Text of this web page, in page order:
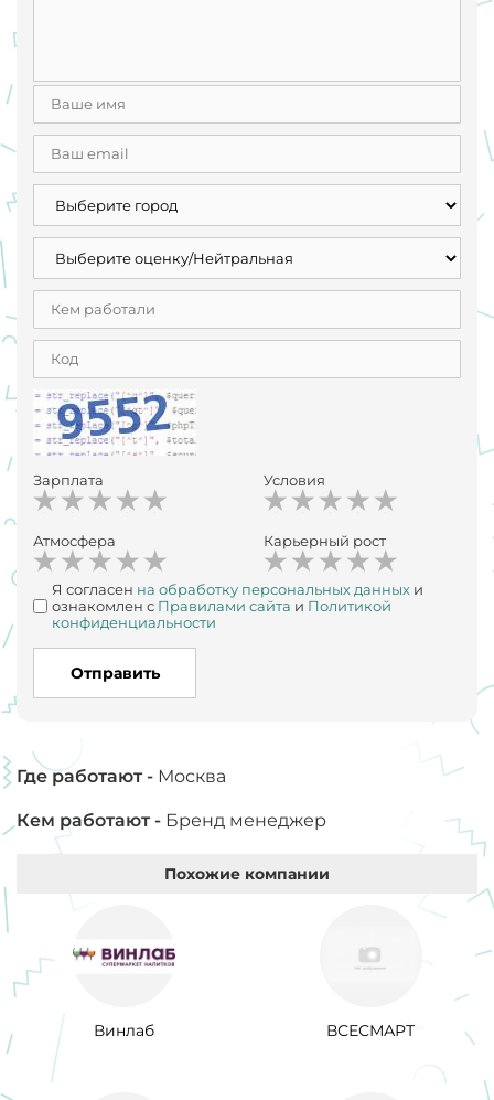
Зарплата Условия
Атмосфера Карьерный рост
Я согласен на обработку персональных данных и
ознакомлен с Правилами сайта и Политикой
конфиденциальности
Отправить
Где работают - Москва
Кем работают - Бренд менеджер
Похожие компании
Винлаб ВСЕСМАРТ